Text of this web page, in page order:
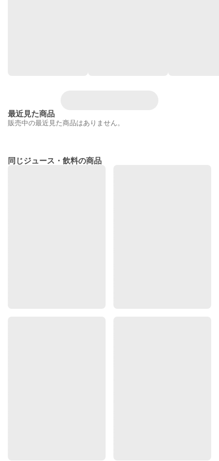
最近見た商品
販売中の最近見た商品はありません。
同じジュース・飲料の商品